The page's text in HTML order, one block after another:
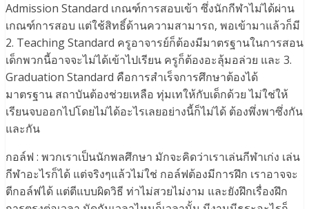
Admission Standard เกณฑ์การสอบเข้า ซึ่งนักกีฬาไม่ได้ผ่าน
เกณฑ์การสอบ แต่ใช้สิทธิ์ด้านความสามารถ, พอเข้ามาแล้วก็มี
2. Teaching Standard ครูอาจารย์ก็ต้องมีมาตรฐานในการสอน
เด็กพวกนี้อาจจะไม่ได้เข้าไปเรียน ครูก็ต้องอะลุ้มอล่วย และ 3.
Graduation Standard คือการสำเร็จการศึกษาต้องได้
มาตรฐาน สถาบันต้องช่วยเหลือ ทุ่มเทให้กับเด็กด้วย ไม่ใช่ให้
เรียนจบออกไปโดยไม่ได้อะไรเลยอย่างนี้ก็ไม่ได้ ต้องพึ่งพาซึ่งกัน
และกัน
กอล์ฟ : พวกเราเป็นนักพลศึกษา มักจะคิดว่าเราเล่นกีฬาเก่ง เล่น
กีฬาอะไรก็ได้ แต่จริงๆแล้วไม่ใช่ กอล์ฟต้องมีการฝึก เราอาจจะ
ตีกอล์ฟได้ แต่ตีแบบผิดวิธี ท่าไม่สวยไม่งาม และยังฝึกเรื่องฝึก